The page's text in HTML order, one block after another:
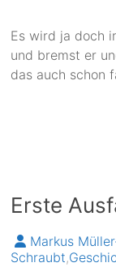
Es wird ja doch
und bremst er
das auch schon
Erste
Markus
Schraubt,